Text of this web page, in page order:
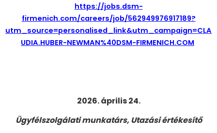
https://jobs.dsm-
firmenich.com/careers/job/562949976917189?
utm_source=personalised_link&utm_campaign=CLA
UDIA.HUBER-NEWMAN%40DSM-FIRMENICH.COM
2026. április 24.
Ügyfélszolgálati munkatárs, Utazási értékesítő